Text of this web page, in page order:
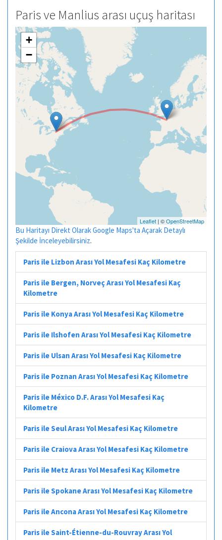
Paris ve Manlius arası uçuş haritası
+
−
Leaflet | ©OpenStreetMap
Bu Haritayı Direkt Olarak Google Maps'ta Açarak Detaylı
Şekilde İnceleyebilirsiniz.
Paris ile Lizbon Arası Yol Mesafesi Kaç Kilometre
Paris ile Bergen, Norveç Arası Yol Mesafesi Kaç
Kilometre
Paris ile Konya Arası Yol Mesafesi Kaç Kilometre
Paris ile Ilshofen Arası Yol Mesafesi Kaç Kilometre
Paris ile Ulsan Arası Yol Mesafesi Kaç Kilometre
Paris ile Poznan Arası Yol Mesafesi Kaç Kilometre
Paris ile México D.F. Arası Yol Mesafesi Kaç
Kilometre
Paris ile Seul Arası Yol Mesafesi Kaç Kilometre
Paris ile Craiova Arası Yol Mesafesi Kaç Kilometre
Paris ile Metz Arası Yol Mesafesi Kaç Kilometre
Paris ile Spokane Arası Yol Mesafesi Kaç Kilometre
Paris ile Ancona Arası Yol Mesafesi Kaç Kilometre
Paris ile Saint-Étienne-du-Rouvray Arası Yol